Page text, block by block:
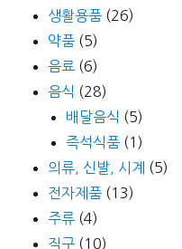
생활용품 (26)
약품 (5)
음료 (6)
음식 (28)
배달음식 (5)
즉석식품 (1)
의류, 신발, 시계 (5)
전자제품 (13)
주류 (4)
직구 (10)